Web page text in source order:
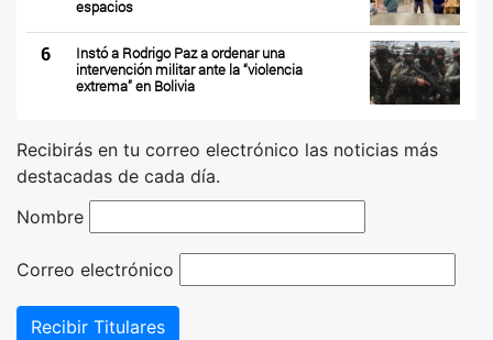
espacios
6
Instó a Rodrigo Paz a ordenar una
intervención militar ante la “violencia
extrema” en Bolivia
Recibirás en tu correo electrónico las noticias más
destacadas de cada día.
Nombre
Correo electrónico
Recibir Titulares